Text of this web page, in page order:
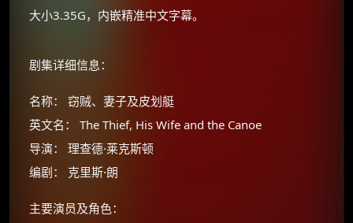
大小3.35G，内嵌精准中文字幕。
剧集详细信息：
名称： 窃贼、妻子及皮划艇
英文名： The Thief, His Wife and the Canoe
导演： 理查德·莱克斯顿
编剧： 克里斯·朗
主要演员及角色：